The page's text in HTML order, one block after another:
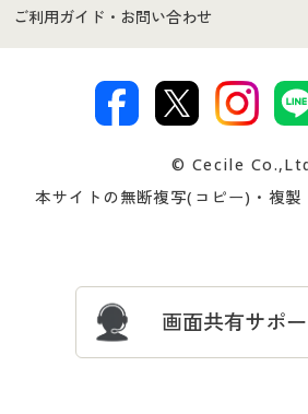
セシールご利用規約
著作権・商標について 会社案
商品カテゴリ
プレゼント＆キャンペーン サイト
ご利用ガイド・お問い合わせ
交換・返品は お支払
ついて
忘れの
© Cecile
本サイトの無断複写(コピー)・複製
画面共有サポ